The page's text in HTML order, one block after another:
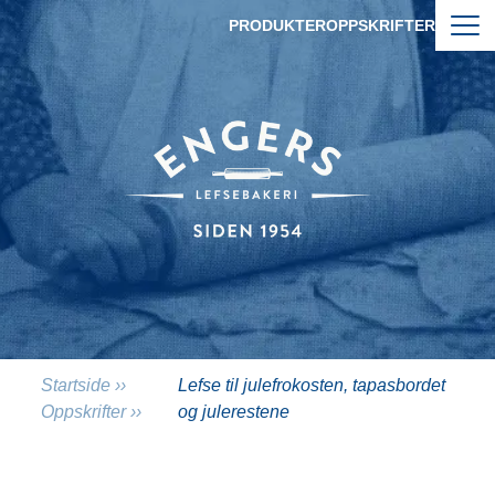
Hopp til hovedinnhold
PRODUKTEROPPSKRIFTER
Startside ››
Oppskrifter››
Lefse til julefrokosten, tapasbordet
og julerestene
LEFSE TIL JULEFROKOSTEN,